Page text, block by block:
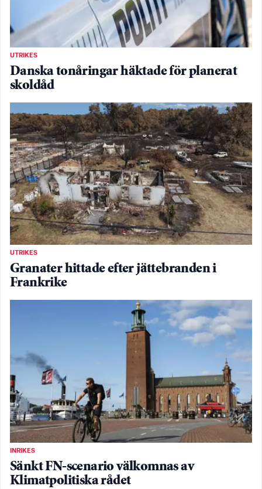
UTRIKES
Danska tonåringar häktade för planerat
skoldåd
UTRIKES
Granater hittade efter jättebranden i
Frankrike
INRIKES
Sänkt FN-scenario välkomnas av
Klimatpolitiska rådet